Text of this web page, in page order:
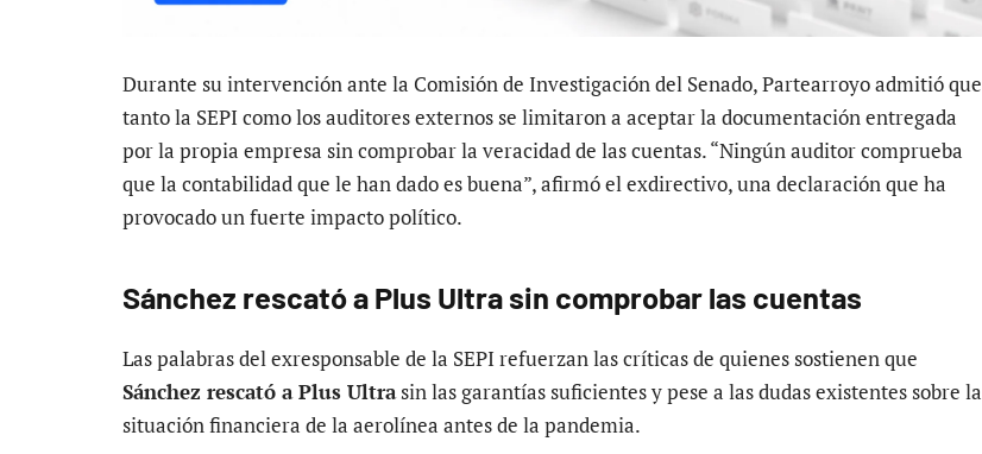
Durante su intervención ante la Comisión de Investigación del Senado, Partearroyo admitió que
tanto la SEPI como los auditores externos se limitaron a aceptar la documentación entregada
por la propia empresa sin comprobar la veracidad de las cuentas. “Ningún auditor comprueba
que la contabilidad que le han dado es buena”, afirmó el exdirectivo, una declaración que ha
provocado un fuerte impacto político.
Sánchez rescató a Plus Ultra sin comprobar las cuentas
Las palabras del exresponsable de la SEPI refuerzan las críticas de quienes sostienen que
Sánchez rescató a Plus Ultrasin las garantías suficientes y pese a las dudas existentes sobre la
situación financiera de la aerolínea antes de la pandemia.